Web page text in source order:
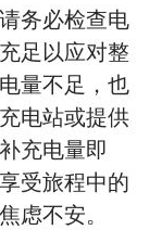
务必检查电
足以应对整
量不足，也
电站或提供
充电量即
受旅程中的
虑不安。